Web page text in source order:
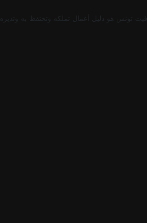
تونس هو دليل أعمال تملكه وتحتفظ به وتديره